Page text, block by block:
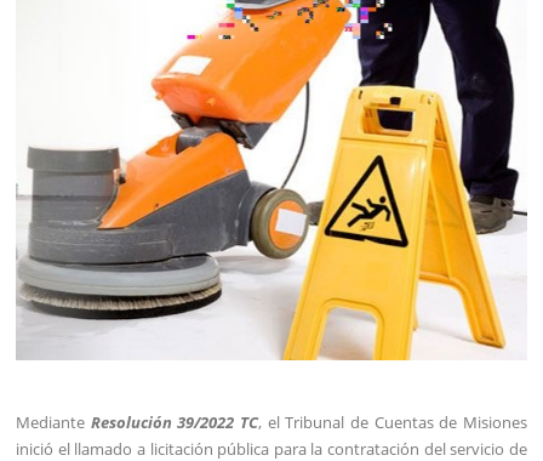
Mediante Resolución 39/2022 TC, el Tribunal de Cuentas de Misiones
inició el llamado a licitación pública para la contratación del servicio de